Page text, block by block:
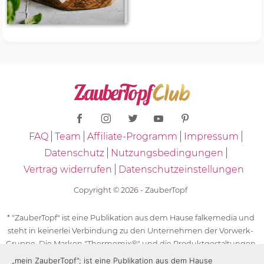
FAQ Team Affiliate-Programm
Impressum
Datenschutz
Nutzungsbedingungen
Vertrag widerrufen
Datenschutzeinstellungen
Copyright © 2026 - ZauberTopf
* "ZauberTopf" ist eine Publikation aus dem Hause falkemedia und
steht in keinerlei Verbindung zu den Unternehmen der Vorwerk-
Gruppe. Die Marken "Thermomix®" und die Produktgestaltungen
des "Thermomix®" sind eingetragene Marken der Unternehmen
„mein ZauberTopf”; ist eine Publikation aus dem Hause